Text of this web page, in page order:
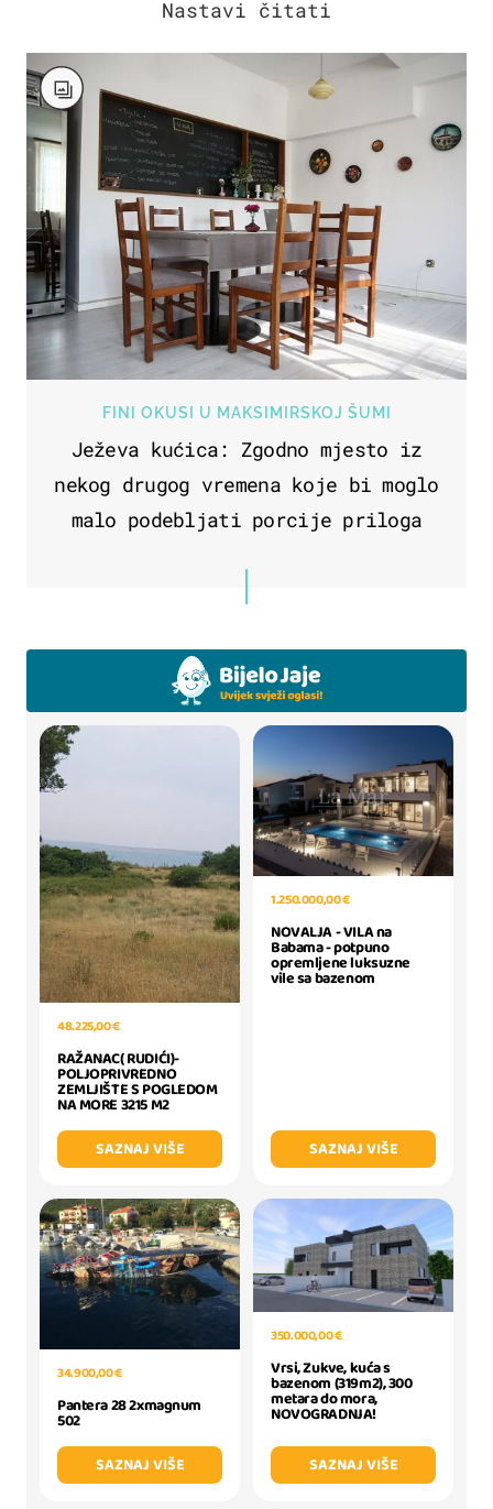
FINI OKUSI U MAKSIMIRSKOJ ŠUMI
Ježeva kućica: Zgodno mjesto iz
nekog drugog vremena koje bi moglo
malo podebljati porcije priloga
48.225,00 €
RAŽANAC( RUDIĆI)-
POLJOPRIVREDNO
ZEMLJIŠTE S POGLEDOM
NA MORE 3215 M2
SAZNAJ VIŠE
1.250.000,00 €
NOVALJA - VILA na
Babama - potpuno
opremljene luksuzne
vile sa bazenom
SAZNAJ VIŠE
34.900,00 €
Pantera 28 2xmagnum
502
SAZNAJ VIŠE
350.000,00 €
Vrsi, Zukve, kuća s
bazenom (319m2), 300
metara do mora,
NOVOGRADNJA!
SAZNAJ VIŠE